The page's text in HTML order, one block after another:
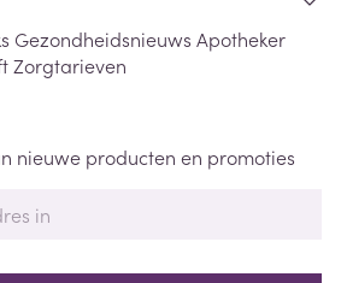
Gezondheidsnieuws Apotheker
Zorgtarieven
nieuwe producten en promoties